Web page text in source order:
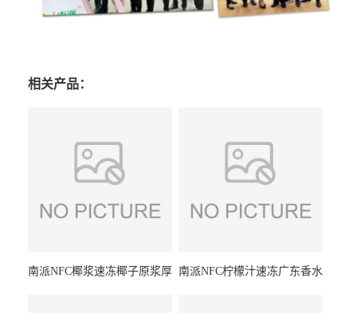
相关产品：
南派NFC椰浆速冻椰子原浆厚 南派NFC柠檬汁速冻广东香水